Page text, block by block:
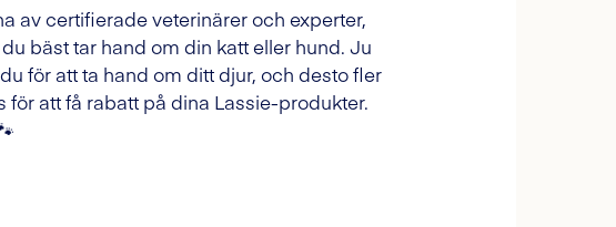
av certifierade veterinärer och experter,
bäst tar hand om din katt eller hund. Ju
för att ta hand om ditt djur, och desto fler
att få rabatt på dina Lassie-produkter.